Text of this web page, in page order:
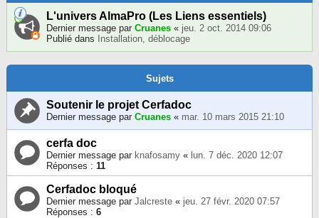
L'univers AlmaPro (Les Liens essentiels)
Dernier message par Cruanes « jeu. 2 oct. 2014 09:06
Publié dans
Installation, déblocage
Sujets
Soutenir le projet Cerfadoc
Dernier message par Cruanes « mar. 10 mars 2015 21:10
cerfa doc
Dernier message par knafosamy « lun. 7 déc. 2020 12:07
Réponses : 11
Cerfadoc bloqué
Dernier message par Jalcreste « jeu. 27 févr. 2020 07:57
Réponses : 6